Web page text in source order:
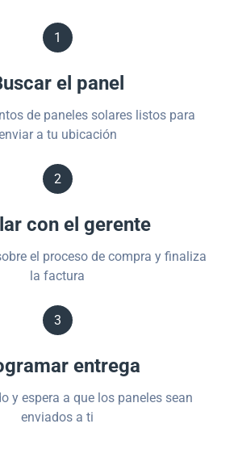
1
el panel
de paneles solares listos para
a tu ubicación
2
con el gerente
el proceso de compra y finaliza
la factura
3
entrega
y espera a que los paneles sean
enviados a ti